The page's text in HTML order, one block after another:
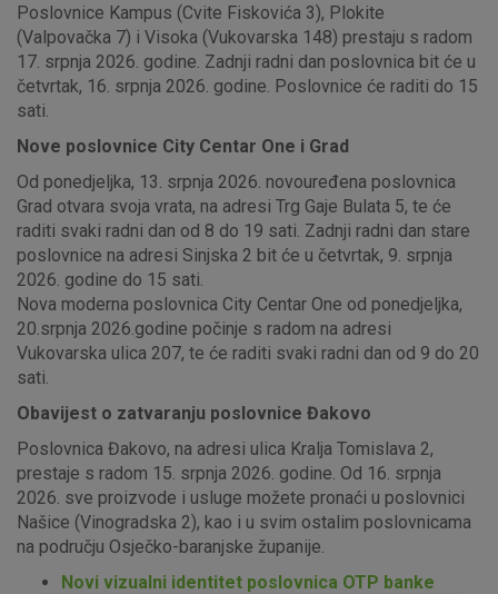
Poslovnice Kampus (Cvite Fiskovića 3), Plokite
(Valpovačka 7) i Visoka (Vukovarska 148) prestaju s radom
17. srpnja 2026. godine. Zadnji radni dan poslovnica bit će u
četvrtak, 16. srpnja 2026. godine. Poslovnice će raditi do 15
sati.
Nove poslovnice City Centar One i Grad
Od ponedjeljka, 13. srpnja 2026. novouređena poslovnica
Grad otvara svoja vrata, na adresi Trg Gaje Bulata 5, te će
raditi svaki radni dan od 8 do 19 sati. Zadnji radni dan stare
poslovnice na adresi Sinjska 2 bit će u četvrtak, 9. srpnja
2026. godine do 15 sati.
Nova moderna poslovnica City Centar One od ponedjeljka,
20.srpnja 2026.godine počinje s radom na adresi
Vukovarska ulica 207, te će raditi svaki radni dan od 9 do 20
sati.
Obavijest o zatvaranju poslovnice Đakovo
Poslovnica Đakovo, na adresi ulica Kralja Tomislava 2,
prestaje s radom 15. srpnja 2026. godine. Od 16. srpnja
2026. sve proizvode i usluge možete pronaći u poslovnici
Našice (Vinogradska 2), kao i u svim ostalim poslovnicama
na području Osječko-baranjske županije.
Novi vizualni identitet poslovnica OTP banke